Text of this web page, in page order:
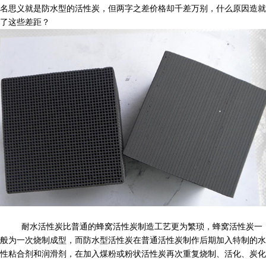
名思义就是防水型的活性炭，但两字之差价格却千差万别，什么原因造就
了这些差距？
耐水活性炭比普通的蜂窝活性炭制造工艺更为繁琐，蜂窝活性炭一
般为一次烧制成型，而防水型活性炭在普通活性炭制作后期加入特制的水
性粘合剂和润滑剂，在加入煤粉或粉状活性炭再次重复烧制、活化、炭化